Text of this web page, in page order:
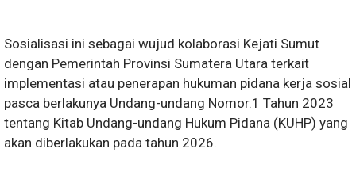
Sosialisasi ini sebagai wujud kolaborasi Kejati Sumut
dengan Pemerintah Provinsi Sumatera Utara terkait
implementasi atau penerapan hukuman pidana kerja sosial
pasca berlakunya Undang-undang Nomor.1 Tahun 2023
tentang Kitab Undang-undang Hukum Pidana (KUHP) yang
akan diberlakukan pada tahun 2026.